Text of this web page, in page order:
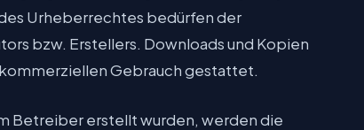
Urheberrechtes bedürfen der
bzw. Erstellers. Downloads und Kopien
Gebrauch gestattet.
Betreiber erstellt wurden, werden die